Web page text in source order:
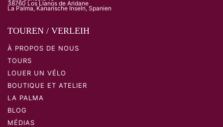
38760 Los Llanos de Aridane
La Palma, Kanarische Inseln, Spanien
TOUREN / VERLEIH
À PROPOS DE NOUS
TOURS
LOUER UN VÉLO
BOUTIQUE ET ATELIER
LA PALMA
BLOG
MÉDIAS